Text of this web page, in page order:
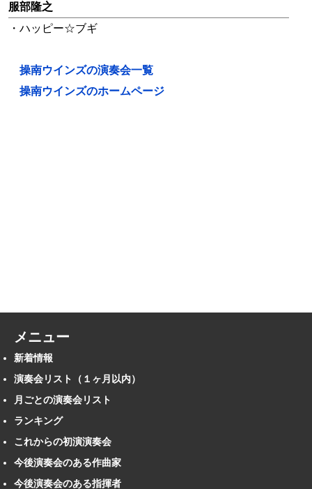
服部隆之
・ハッピー☆ブギ
操南ウインズの演奏会一覧
操南ウインズのホームページ
メニュー
新着情報
演奏会リスト（１ヶ月以内）
月ごとの演奏会リスト
ランキング
これからの初演演奏会
今後演奏会のある作曲家
今後演奏会のある指揮者